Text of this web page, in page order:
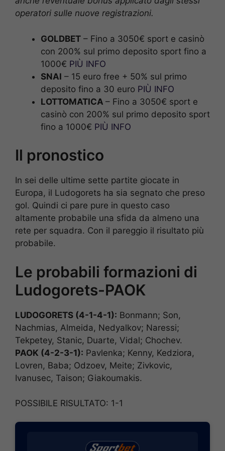
operatori sulle nuove registrazioni.
GOLDBET – Fino a 3050€ sport e casinò
con 200% sul primo deposito sport fino a
1000€ PIÙ INFO
SNAI – 15 euro free + 50% sul primo
deposito fino a 30 euro PIÙ INFO
LOTTOMATICA – Fino a 3050€ sport e
casinò con 200% sul primo deposito sport
fino a 1000€ PIÙ INFO
Il pronostico
In sei delle ultime sette partite giocate in
Europa, il Ludogorets ha sia segnato che preso
gol. Quindi ci pare pure in questo caso
altamente probabile una sfida da almeno una
rete per squadra. Con il pareggio il risultato più
probabile.
Le probabili formazioni di
Ludogorets-PAOK
LUDOGORETS (4-1-4-1): Bonmann; Son,
Nachmias, Almeida, Nedyalkov; Naressi;
Tekpetey, Stanic, Duarte, Vidal; Chochev.
PAOK (4-2-3-1): Pavlenka; Kenny, Kedziora,
Lovren, Baba; Odzoev, Meite; Zivkovic,
Ivanusec, Taison; Giakoumakis.
POSSIBILE RISULTATO: 1-1